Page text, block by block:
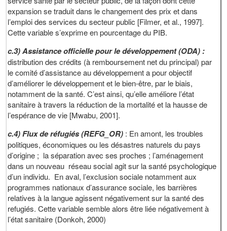
expansion se traduit dans le changement des prix et dans
l’emploi des services du secteur public [Filmer, et al., 1997].
Cette variable s’exprime en pourcentage du PIB.
c.3) Assistance officielle pour le développement (ODA) :
distribution des crédits (à remboursement net du principal) par
le comité d’assistance au développement a pour objectif
d’améliorer le développement et le bien-être, par le biais,
notamment de la santé. C’est ainsi, qu’elle améliore l’état
sanitaire à travers la réduction de la mortalité et la hausse de
l’espérance de vie [Mwabu, 2001].
c.4) Flux de réfugiés (REFG_OR) : En amont, les troubles
politiques, économiques ou les désastres naturels du pays
d’origine ; la séparation avec ses proches ; l’aménagement
dans un nouveau réseau social agit sur la santé psychologique
d’un individu. En aval, l’exclusion sociale notamment aux
programmes nationaux d’assurance sociale, les barrières
relatives à la langue agissent négativement sur la santé des
refugiés. Cette variable semble alors être liée négativement à
l’état sanitaire (Donkoh, 2000)